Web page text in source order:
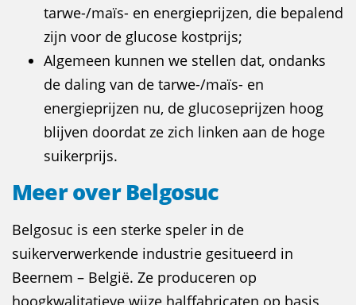
tarwe-/maïs- en energieprijzen, die bepalend
zijn voor de glucose kostprijs;
Algemeen kunnen we stellen dat, ondanks
de daling van de tarwe-/maïs- en
energieprijzen nu, de glucoseprijzen hoog
blijven doordat ze zich linken aan de hoge
suikerprijs.
Meer over Belgosuc
Belgosuc is een sterke speler in de
suikerverwerkende industrie gesitueerd in
Beernem – België. Ze produceren op
hoogkwalitatieve wijze halffabricaten op basis